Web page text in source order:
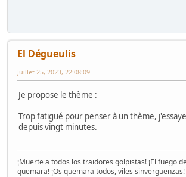
El Dégueulis
Juillet 25, 2023, 22:08:09
Je propose le thème :
Trop fatigué pour penser à un thème,
depuis vingt minutes.
¡Muerte a todos los traidores golpistas! ¡El fuego
quemara! ¡Os quemara todos, viles sinvergüenzas!